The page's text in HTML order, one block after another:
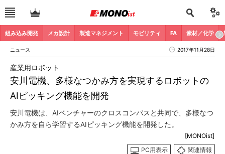
組み込み開発 メカ設計 製造マネジメント モビリティ FA 素材／化学
ニュース 2017年11月28日
安川電機、多様なつかみ方を実現するロボットの
AIピッキング機能を開発
産業用ロボット
安川電機は、AIベンチャーのクロスコンパスと共同で、多様なつ
かみ方を自ら学習するAIピッキング機能を開発した。
[MONOist]
PC用表示
関連情報